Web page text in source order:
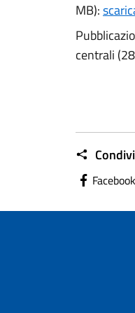
MB):
centrali
Facebook